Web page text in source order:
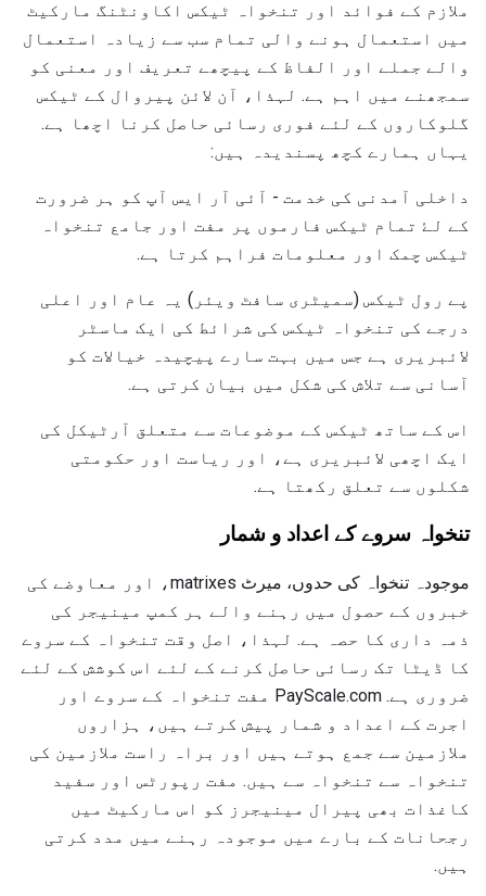
ملازم کے فوائد اور تنخواہ ٹیکس اکاونٹنگ مارکیٹ
میں استعمال ہونے والی تمام سب سے زیادہ استعمال
والے جملے اور الفاظ کے پیچھے تعریف اور معنی کو
سمجھنے میں اہم ہے. لہذا، آن لائن پیروال کے ٹیکس
گلوکاروں کے لئے فوری رسائی حاصل کرنا اچھا ہے.
یہاں ہمارے کچھ پسندیدہ ہیں:
داخلی آمدنی کی خدمت - آئی آر ایس آپ کو ہر ضرورت
کے لۓ تمام ٹیکس فارموں پر مفت اور جامع تنخواہ
ٹیکس چمک اور معلومات فراہم کرتا ہے.
پے رول ٹیکس (سمیٹری سافٹ ویئر) یہ عام اور اعلی
درجے کی تنخواہ ٹیکس کی شرائط کی ایک ماسٹر
لائبریری ہے جس میں بہت سارے پیچیدہ خیالات کو
آسانی سے تلاش کی شکل میں بیان کرتی ہے.
اس کے ساتھ ٹیکس کے موضوعات سے متعلق آرٹیکل کی
ایک اچھی لائبریری ہے، اور ریاست اور حکومتی
شکلوں سے تعلق رکھتا ہے.
تنخواہ سروے کے اعداد و شمار
موجودہ تنخواہ کی حدوں، میرٹ matrixes، اور معاوضے کی
خبروں کے حصول میں رہنے والے ہر کمپ مینیجر کی
ذمہ داری کا حصہ ہے. لہذا، اصل وقت تنخواہ کے سروے
کا ڈیٹا تک رسائی حاصل کرنے کے لئے اس کوشش کے لئے
ضروری ہے. PayScale.com مفت تنخواہ کے سروے اور
اجرت کے اعداد و شمار پیش کرتے ہیں، ہزاروں
ملازمین سے جمع ہوتے ہیں اور براہ راست ملازمین کی
تنخواہ سے تنخواہ سے ہیں. مفت رپورٹس اور سفید
کاغذات بھی پیرال مینیجرز کو اس مارکیٹ میں
رجحانات کے بارے میں موجودہ رہنے میں مدد کرتی
ہیں.